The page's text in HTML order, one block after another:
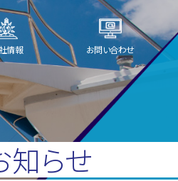
情報 お問い合わせ
知らせ